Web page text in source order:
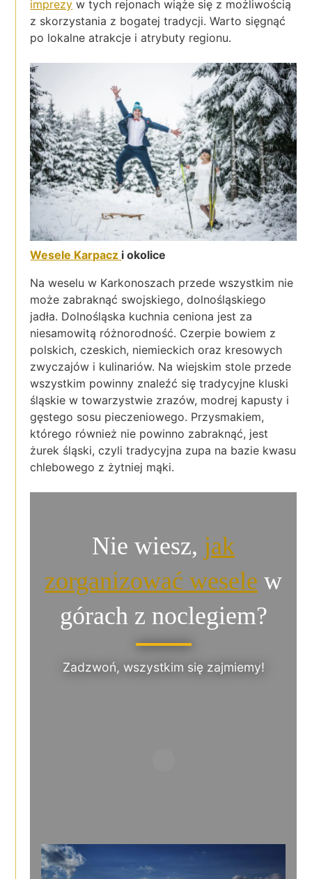
imprezy w tych rejonach wiąże się z możliwością
z skorzystania z bogatej tradycji. Warto sięgnąć
po lokalne atrakcje i atrybuty regionu.
Wesele Karpacz i okolice
Na weselu w Karkonoszach przede wszystkim nie
może zabraknąć swojskiego, dolnośląskiego
jadła. Dolnośląska kuchnia ceniona jest za
niesamowitą różnorodność. Czerpie bowiem z
polskich, czeskich, niemieckich oraz kresowych
zwyczajów i kulinariów. Na wiejskim stole przede
wszystkim powinny znaleźć się tradycyjne kluski
śląskie w towarzystwie zrazów, modrej kapusty i
gęstego sosu pieczeniowego. Przysmakiem,
którego również nie powinno zabraknąć, jest
żurek śląski, czyli tradycyjna zupa na bazie kwasu
chlebowego z żytniej mąki.
Nie wiesz, jak
zorganizować wesele w
górach z noclegiem?
Zadzwoń, wszystkim się zajmiemy!